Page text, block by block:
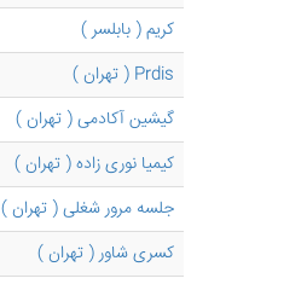
کریم ( بابلسر )
Prdis ( تهران )
گیشین آکادمی ( تهران )
کیمیا نوری زاده ( تهران )
جلسه مرور شغلی ( تهران )
کسری شاور ( تهران )